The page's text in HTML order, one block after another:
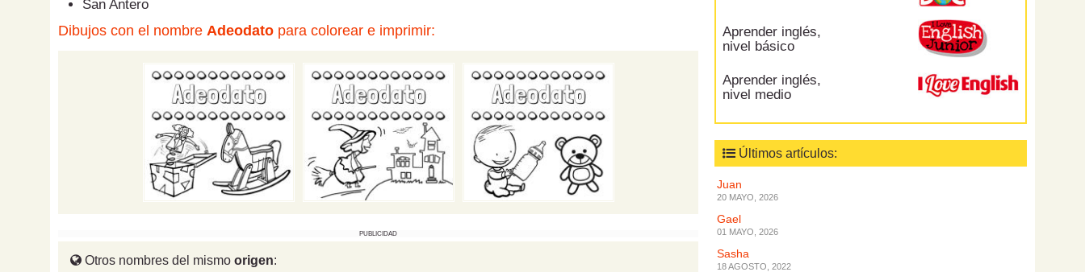
San Antero
Dibujos con el nombre Adeodato para colorear e imprimir:
PUBLICIDAD
Otros nombres del mismo origen:
Aprender inglés,
nivel básico
Aprender inglés,
nivel medio
Últimos artículos:
Juan
20 MAYO, 2026
Gael
01 MAYO, 2026
Sasha
18 AGOSTO, 2022